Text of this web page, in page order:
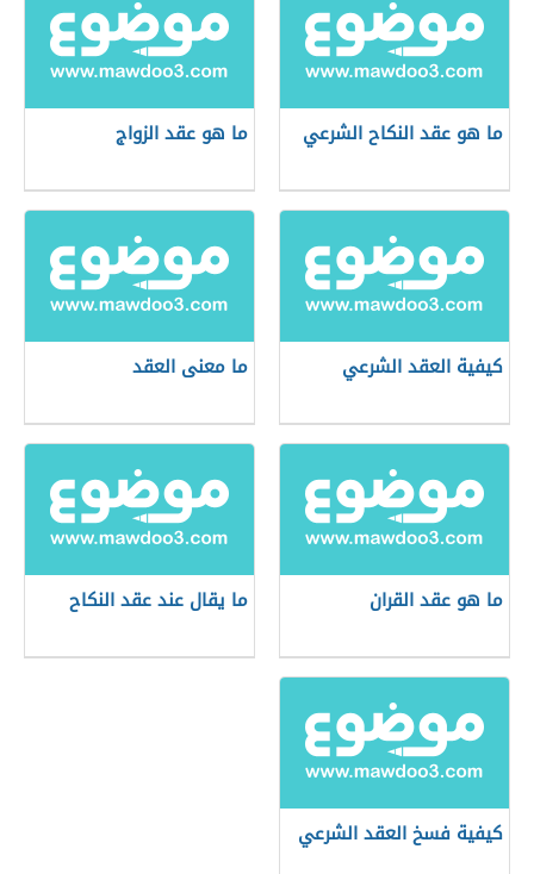
ما هو عقد النكاح الشرعي ما هو عقد الزواج
كيفية العقد الشرعي ما معنى العقد
ما هو عقد القران ما يقال عند عقد النكاح
كيفية فسخ العقد الشرعي